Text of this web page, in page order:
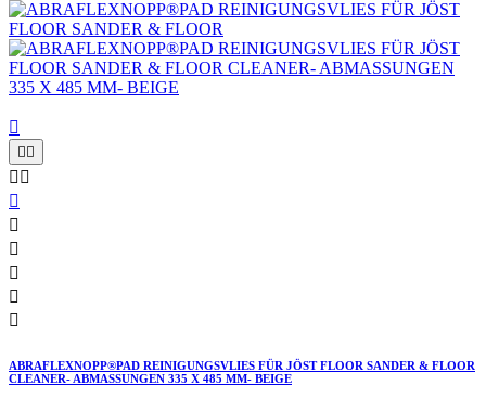

 
 






ABRAFLEXNOPP®PAD REINIGUNGSVLIES FÜR JÖST FLOOR SANDER & FLOOR
CLEANER- ABMASSUNGEN 335 X 485 MM- BEIGE